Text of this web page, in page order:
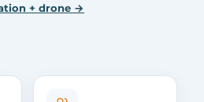
+ drone →